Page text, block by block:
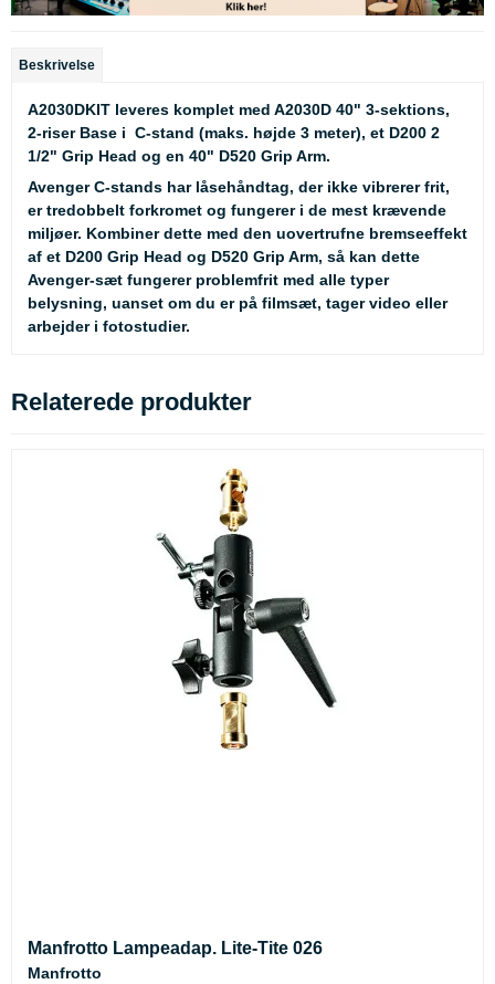
Beskrivelse
A2030DKIT leveres komplet med A2030D 40" 3-sektions,
2-riser Base i C-stand (maks. højde 3 meter), et D200 2
1/2" Grip Head og en 40" D520 Grip Arm.
Avenger C-stands har låsehåndtag, der ikke vibrerer frit,
er tredobbelt forkromet og fungerer i de mest krævende
miljøer. Kombiner dette med den uovertrufne bremseeffekt
af et D200 Grip Head og D520 Grip Arm, så kan dette
Avenger-sæt fungerer problemfrit med alle typer
belysning, uanset om du er på filmsæt, tager video eller
arbejder i fotostudier.
Relaterede produkter
Manfrotto Lampeadap. Lite-Tite 026
Manfrotto